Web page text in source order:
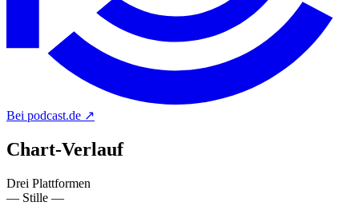
Bei podcast.de ↗
Chart-Verlauf
Drei Plattformen
— Stille —